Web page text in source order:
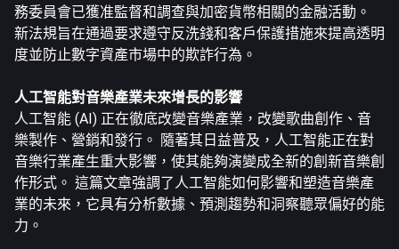
務委員會已獲准監督和調查與加密貨幣相關的金融活動。
新法規旨在通過要求遵守反洗錢和客戶保護措施來提高透明
度並防止數字資產市場中的欺詐行為。
人工智能對音樂產業未來增長的影響
人工智能 (AI) 正在徹底改變音樂產業，改變歌曲創作、音
樂製作、營銷和發行。 隨著其日益普及，人工智能正在對
音樂行業產生重大影響，使其能夠演變成全新的創新音樂創
作形式。 這篇文章強調了人工智能如何影響和塑造音樂產
業的未來，它具有分析數據、預測趨勢和洞察聽眾偏好的能
力。